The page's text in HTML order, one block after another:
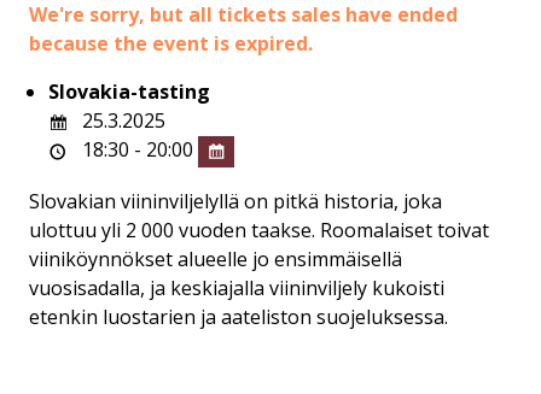
We're sorry, but all tickets sales have ended
because the event is expired.
Slovakia-tasting
25.3.2025
18:30 - 20:00
Slovakian viininviljelyllä on pitkä historia, joka
ulottuu yli 2 000 vuoden taakse. Roomalaiset toivat
viiniköynnökset alueelle jo ensimmäisellä
vuosisadalla, ja keskiajalla viininviljely kukoisti
etenkin luostarien ja aateliston suojeluksessa.